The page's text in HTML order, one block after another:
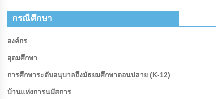
กรณีศึกษา
องค์กร
อุดมศึกษา
การศึกษาระดับอนุบาลถึงมัธยมศึกษาตอนปลาย (K-12)
บ้านแห่งการนมัสการ